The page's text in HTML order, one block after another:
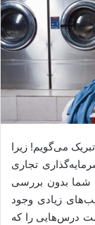
می‌گویم! زیرا
تجاری
شما بدون بررسی
زیادی وجود
درس‌هایی را که